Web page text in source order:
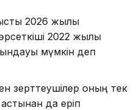
2026 жылы
2022 жылғы
мүмкін деп
зерттеушілер оның тек
астынан да еріп